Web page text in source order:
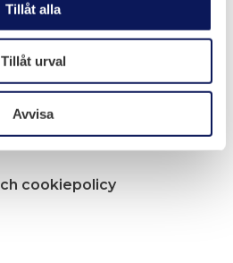
Tillåt alla
Tillåt urval
Avvisa
cookiepolicy